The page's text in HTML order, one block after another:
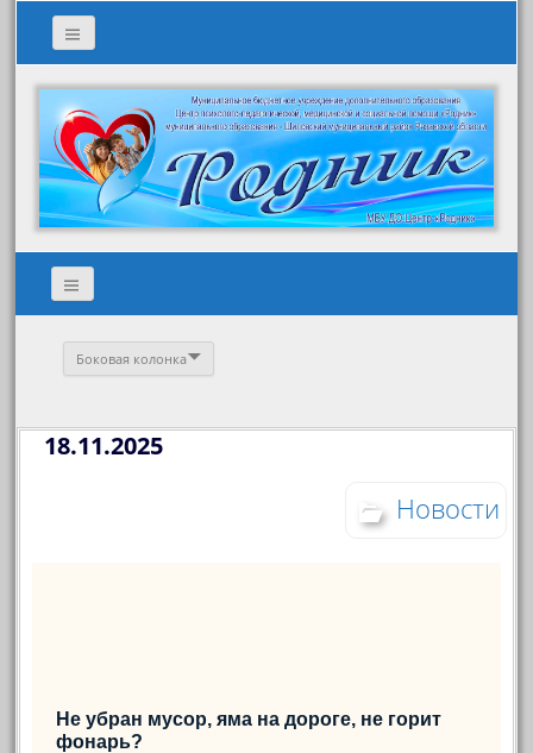
Боковая колонка
18.11.2025
Новости
Не убран мусор, яма на дороге, не горит
фонарь?